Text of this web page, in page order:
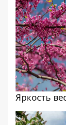
Яркость